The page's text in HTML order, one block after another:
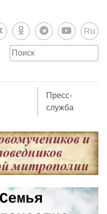
Ru
Пресс-
служба